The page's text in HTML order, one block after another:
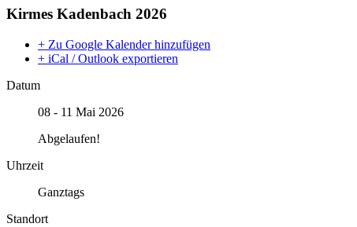
Kirmes Kadenbach 2026
+ Zu Google Kalender hinzufügen
+ iCal / Outlook exportieren
Datum
08 - 11 Mai 2026
Abgelaufen!
Uhrzeit
Ganztags
Standort